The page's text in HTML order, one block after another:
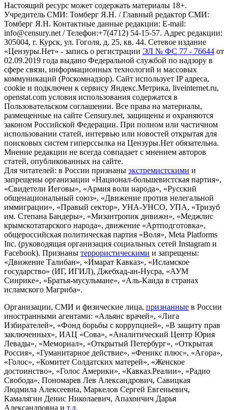
Настоящий ресурс может содержать материалы 18+.
Учредитель СМИ: Томберг Я.Н. / Главный редактор СМИ:
Томберг Я.Н. Контактные данные редакции: E-mail:
info@censury.net / Телефон:+7(4712) 54-15-57. Адрес редакции:
305004, г. Курск, ул. Гоголя, д. 25, кв. 44. Сетевое издание
«Цензуры.Нет» - запись о регистрации ЭЛ № ФС 77 - 76644 от
02.09.2019 года выдано Федеральной службой по надзору в
сфере связи, информационных технологий и массовых
коммуникаций (Роскомнадзор). Сайт использует IP адреса,
cookie и подключен к сервису Яндекс.Метрика, liveinternet.ru,
openstat.com условия использования содержатся в
Пользовательском соглашении. Все права на материалы,
размещенные на сайте Censury.net, защищены и охраняются
законом Российской Федерации. При полном или частичном
использовании статей, интервью или новостей открытая для
поисковых систем гиперссылка на Цензуры.Нет обязательна.
Мнение редакции не всегда совпадает с мнением авторов
статей, опубликованных на сайте.
Для читателей: в России признаны экстремистскими и
запрещены организации «Национал-большевистская партия»,
«Свидетели Иеговы», «Армия воли народа», «Русский
общенациональный союз», «Движение против нелегальной
иммиграции», «Правый сектор», УНА-УНСО, УПА, «Тризуб
им. Степана Бандеры», «Мизантропик дивижн», «Меджлис
крымскотатарского народа», движение «Артподготовка»,
общероссийская политическая партия «Воля», Meta Platforms
Inc. (руководящая организация социальных сетей Instagram и
Facebook). Признаны террористическими и запрещены:
«Движение Талибан», «Имарат Кавказ», «Исламское
государство» (ИГ, ИГИЛ), Джебхад-ан-Нусра, «АУМ
Синрике», «Братья-мусульмане», «Аль-Каида в странах
исламского Магриба».
Организации, СМИ и физические лица, признанные в России
иностранными агентами: «Альянс врачей», «Лига
Избирателей», «Фонд борьбы с коррупцией», «В защиту прав
заключенных», ИАЦ «Сова», «Аналитический Центр Юрия
Левады», «Мемориал», «Открытый Петербург», «Открытая
Россия», «Гуманитарное действие», «Феникс плюс», «Агора»,
«Голос», «Комитет Солдатских матерей», «Женское
достоинство», «Голос Америки», «Кавказ.Реалии», «Радио
Свобода», Пономарев Лев Александрович, Савицкая
Людмила Алексеевна, Маркелов Сергей Евгеньевич,
Камалягин Денис Николаевич, Апахончич Дарья
Александровна и т.д.